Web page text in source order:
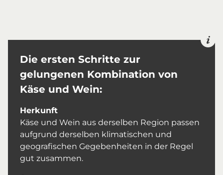
Die ersten Schritte zur
gelungenen Kombination von
Käse und Wein:
Herkunft
Käse und Wein aus derselben Region passen
aufgrund derselben klimatischen und
geografischen Gegebenheiten in der Regel
gut zusammen.